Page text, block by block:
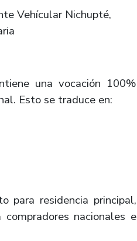
Vehícular Nichupté,
una vocación 100%
Esto se traduce en:
para residencia principal,
nacionales e